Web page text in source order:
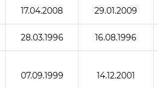
17.04.2008 29.01.2009
28.03.1996 16.08.1996
07.09.1999 14.12.2001